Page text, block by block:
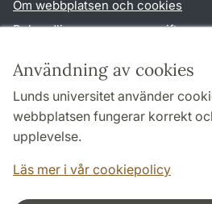
Användning av cookies
Lunds universitet använder
webbplatsen fungerar korrekt
upplevelse.
Läs mer i vår cookiepolicy
Om webbplatsen och cookies
Behandling av personuppgifter
TYPO3-login
Följ oss i sociala medier